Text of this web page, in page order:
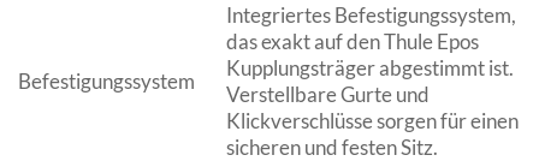
Befestigungssystem
Integriertes Befestigungssystem,
das exakt auf den Thule Epos
Kupplungsträger abgestimmt ist.
Verstellbare Gurte und
Klickverschlüsse sorgen für einen
sicheren und festen Sitz.